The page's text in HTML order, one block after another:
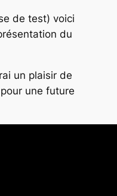
de test) voici
du
un plaisir de
une future